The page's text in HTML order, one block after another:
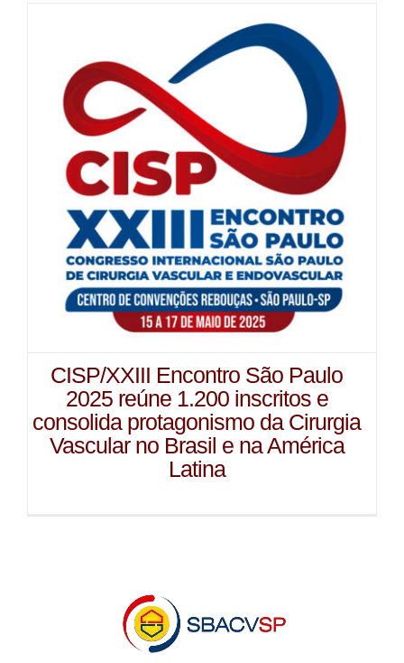
CISP/XXIII Encontro São Paulo
2025 reúne 1.200 inscritos e
consolida protagonismo da Cirurgia
Vascular no Brasil e na América
Latina